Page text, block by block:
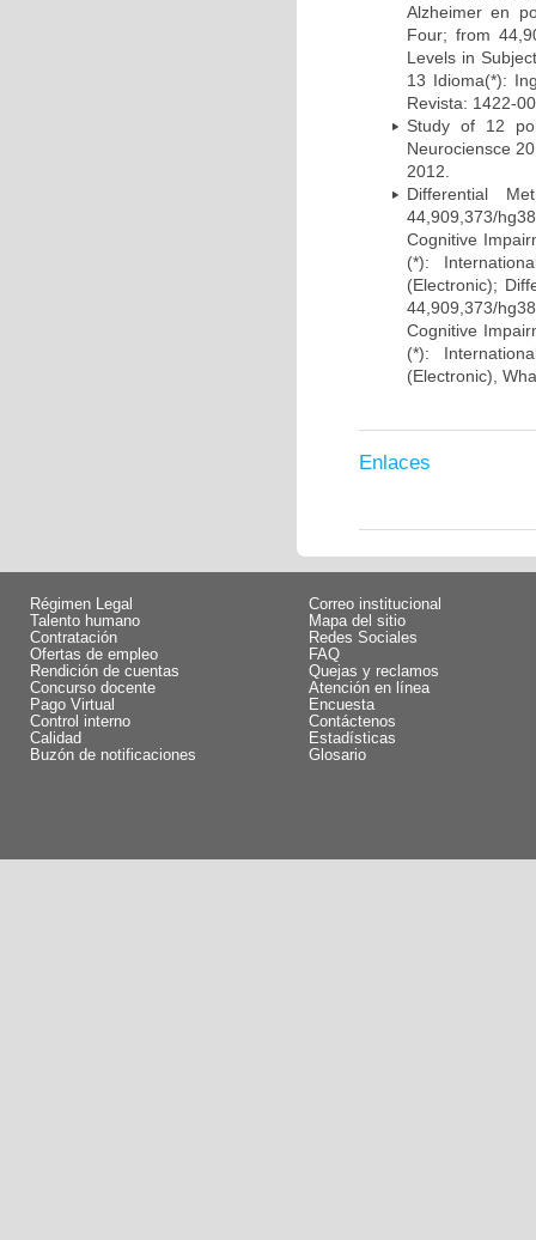
Alzheimer en
Four; from
Levels in
13 Idioma(*):
Revista: 1422-
Study of 12
Neurociensce
2012.
Differential
44,909,373/
Cognitive
(*):
(Electronic);
44,909,373/
Cognitive
(*):
(Electronic),
Enlaces
Régimen Legal
Talento humano
Contratación
Ofertas de empleo
Rendición de cuentas
Concurso docente
Pago Virtual
Control interno
Calidad
Buzón de notificaciones
Correo institucional
Mapa del sitio
Redes Sociales
FAQ
Quejas y reclamos
Atención en línea
Encuesta
Contáctenos
Estadísticas
Glosario